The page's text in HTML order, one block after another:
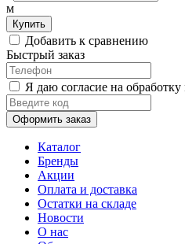
м
Купить
Добавить к сравнению
Быстрый заказ
Я даю согласие на
Оформить заказ
Каталог
Бренды
Акции
Оплата и доставка
Остатки на складе
Новости
О нас